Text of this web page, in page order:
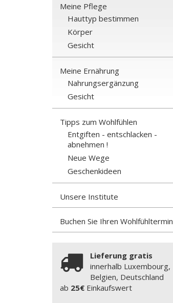
Meine Pflege
Hauttyp bestimmen
Körper
Gesicht
Meine Ernährung
Nahrungsergänzung
Gesicht
Tipps zum Wohlfühlen
Entgiften - entschlacken -
abnehmen !
Neue Wege
Geschenkideen
Unsere Institute
Buchen Sie Ihren Wohlfühltermin
Lieferung gratis
innerhalb Luxembourg,
Belgien, Deutschland
ab 25€ Einkaufswert